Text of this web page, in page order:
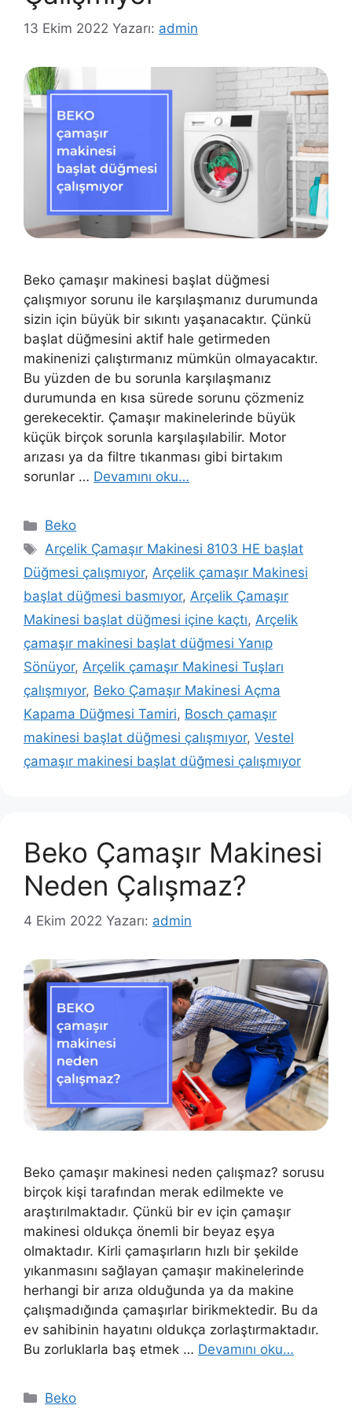
13 Ekim 2022 Yazarı: admin
Beko çamaşır makinesi başlat düğmesi
çalışmıyor sorunu ile karşılaşmanız durumunda
sizin için büyük bir sıkıntı yaşanacaktır. Çünkü
başlat düğmesini aktif hale getirmeden
makinenizi çalıştırmanız mümkün olmayacaktır.
Bu yüzden de bu sorunla karşılaşmanız
durumunda en kısa sürede sorunu çözmeniz
gerekecektir. Çamaşır makinelerinde büyük
küçük birçok sorunla karşılaşılabilir. Motor
arızası ya da filtre tıkanması gibi birtakım
sorunlar … Devamını oku…
Kategoriler
Beko
Etiketler
Arçelik Çamaşır Makinesi 8103 HE başlat
Düğmesi çalışmıyor, Arçelik çamaşır Makinesi
başlat düğmesi basmıyor, Arçelik Çamaşır
Makinesi başlat düğmesi içine kaçtı, Arçelik
çamaşır makinesi başlat düğmesi Yanıp
Sönüyor, Arçelik çamaşır Makinesi Tuşları
çalışmıyor, Beko Çamaşır Makinesi Açma
Kapama Düğmesi Tamiri, Bosch çamaşır
makinesi başlat düğmesi çalışmıyor, Vestel
çamaşır makinesi başlat düğmesi çalışmıyor
Beko Çamaşır Makinesi
Neden Çalışmaz?
4 Ekim 2022 Yazarı: admin
Beko çamaşır makinesi neden çalışmaz? sorusu
birçok kişi tarafından merak edilmekte ve
araştırılmaktadır. Çünkü bir ev için çamaşır
makinesi oldukça önemli bir beyaz eşya
olmaktadır. Kirli çamaşırların hızlı bir şekilde
yıkanmasını sağlayan çamaşır makinelerinde
herhangi bir arıza olduğunda ya da makine
çalışmadığında çamaşırlar birikmektedir. Bu da
ev sahibinin hayatını oldukça zorlaştırmaktadır.
Bu zorluklarla baş etmek … Devamını oku…
Kategoriler
Beko